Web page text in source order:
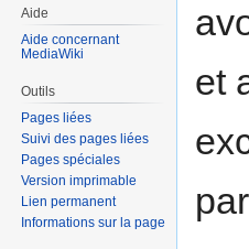
et
Aide
Aide concernant
MediaWiki
Outils
Pages liées
Suivi des pages liées
Pages spéciales
Version imprimable
Lien permanent
Informations sur la page